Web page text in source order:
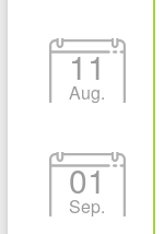
11
Aug.
01
Sep.